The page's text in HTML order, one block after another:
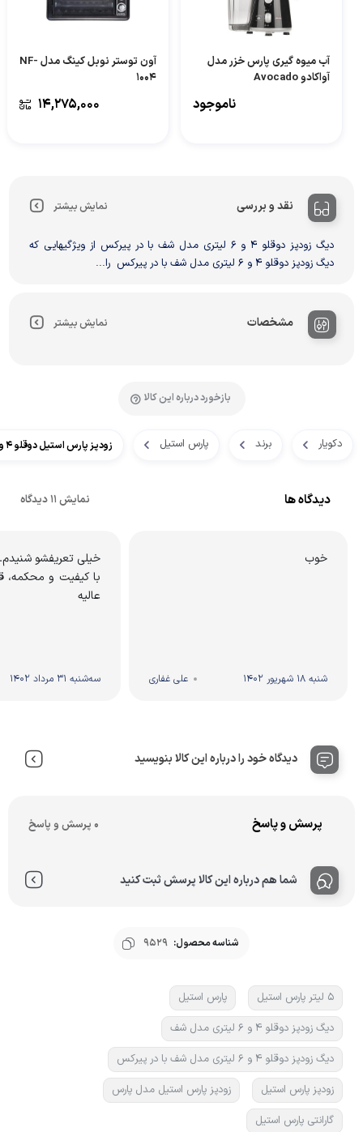
آب میوه گیری پارس خزر مدل
آواکادو Avocado
ناموجود
آون توستر نوبل کینگ مدل NF-
1004
۱۴,۲۷۵,۰۰۰
نقد و بررسی نمایش بیشتر
دیگ زودپز دوقلو 4 و 6 لیتری مدل شف با در پیرکس از ویژگیهایی که
دیگ زودپز دوقلو 4 و 6 لیتری مدل شف با در پیرکس را...
مشخصات نمایش بیشتر
بازخورد درباره این کالا
دکویار برند پارس استیل زودپز پارس استیل دوقلو 4 و 6 لیتری مدل شف با درب پیرکس
دیدگاه ها نمایش 11 دیدگاه
خوب
شنبه 18 شهریور 1402 علی غفاری
خیلی تعریفشو
با کیفیت و محکمه،
عالیه
سه‌شنبه 31 مرداد 1402
دیدگاه خود را درباره این کالا بنویسید
پرسش و پاسخ 0 پرسش و پاسخ
شما هم درباره این کالا پرسش ثبت کنید
شناسه محصول: 9529
5 لیتر پارس استیل
پارس استیل
دیگ زودپز دوقلو 4 و 6 لیتری مدل شف
دیگ زودپز دوقلو 4 و 6 لیتری مدل شف با در پیرکس
زودپز پارس استیل
زودپز پارس استیل مدل پارس
گارانتی پارس استیل